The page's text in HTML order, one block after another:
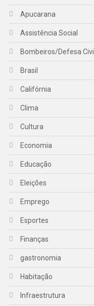
Apucarana
Assistência Social
Bombeiros/Defesa Civil
Brasil
Califórnia
Clima
Cultura
Economia
Educação
Eleições
Emprego
Esportes
Finanças
gastronomia
Habitação
Infraestrutura